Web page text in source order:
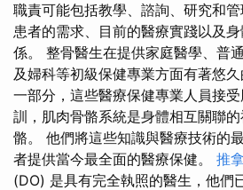
職責可能包括教學、諮詢、研究和
患者的需求、目前的醫療實踐以及
係。 整骨醫生在提供家庭醫學、普
及婦科等初級保健專業方面有著悠
一部分，這些醫療保健專業人員接
訓，肌肉骨骼系統是身體相互關聯
骼。 他們將這些知識與醫療技術的
者提供當今最全面的醫療保健。 推
(DO) 是具有完全執照的醫生，他們